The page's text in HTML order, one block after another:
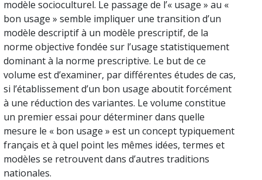
modèle socioculturel. Le passage de l’« usage » au «
bon usage » semble impliquer une transition d’un
modèle descriptif à un modèle prescriptif, de la
norme objective fondée sur l’usage statistiquement
dominant à la norme prescriptive. Le but de ce
volume est d’examiner, par différentes études de cas,
si l’établissement d’un bon usage aboutit forcément
à une réduction des variantes. Le volume constitue
un premier essai pour déterminer dans quelle
mesure le « bon usage » est un concept typiquement
français et à quel point les mêmes idées, termes et
modèles se retrouvent dans d’autres traditions
nationales.